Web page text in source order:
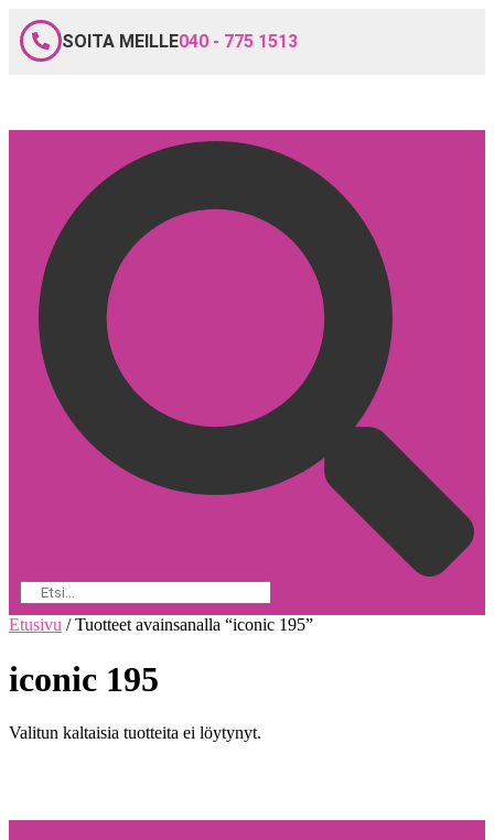
SOITA MEILLE040 - 775 1513
Etusivu / Tuotteet avainsanalla “iconic 195”
iconic 195
Valitun kaltaisia tuotteita ei löytynyt.